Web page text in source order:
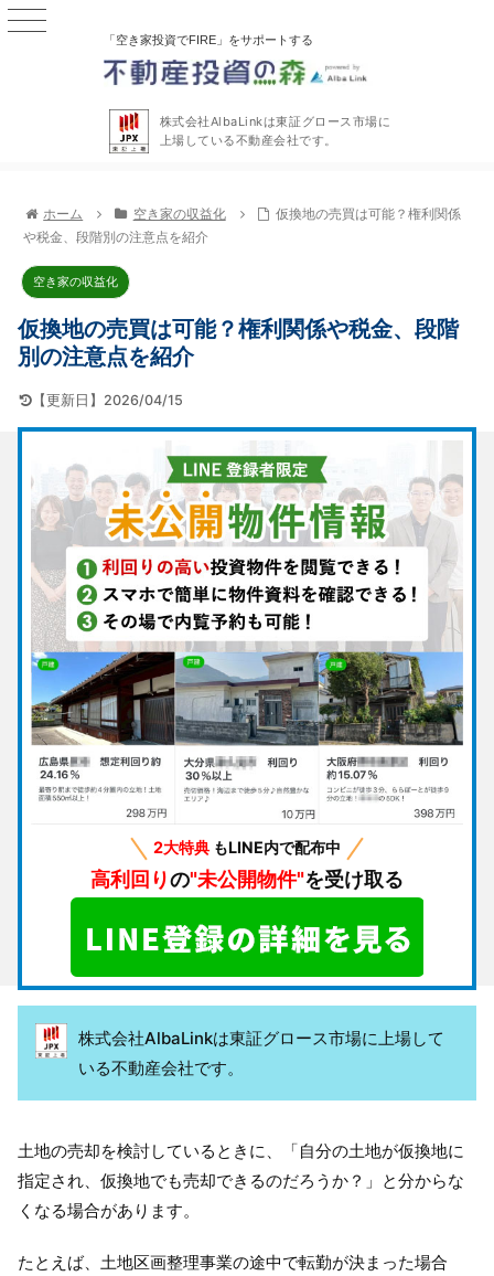
「空き家投資でFIRE」をサポートする
株式会社AlbaLinkは東証グロース市場に
上場している不動産会社です。
ホーム 空き家の収益化
仮換地の売買は可能？権利関係
や税金、段階別の注意点を紹介
空き家の収益化
仮換地の売買は可能？権利関係や税金、段階
別の注意点を紹介
【更新日】2026/04/15
2大特典 もLINE内で配布中
高利回りの"未公開物件"を受け取る
株式会社AlbaLinkは東証グロース市場に上場して
いる不動産会社です。
土地の売却を検討しているときに、「自分の土地が仮換地に
指定され、仮換地でも売却できるのだろうか？」と分からな
くなる場合があります。
たとえば、土地区画整理事業の途中で転勤が決まった場合